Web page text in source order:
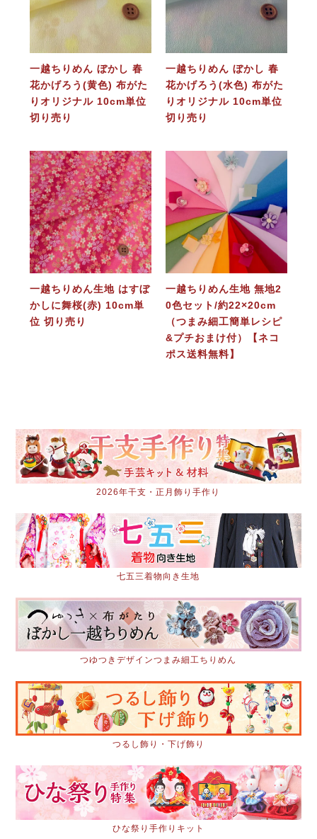
一越ちりめん ぼかし 春
花かげろう(黄色) 布がた
りオリジナル 10cm単位
切り売り
一越ちりめん ぼかし 春
花かげろう(水色) 布がた
りオリジナル 10cm単位
切り売り
一越ちりめん生地 はすぼ
かしに舞桜(赤) 10cm単
位 切り売り
一越ちりめん生地 無地2
0色セット/約22×20cm
（つまみ細工簡単レシピ
&プチおまけ付）【ネコ
ポス送料無料】
2026年干支・正月飾り手作り
七五三着物向き生地
つゆつきデザインつまみ細工ちりめん
つるし飾り・下げ飾り
ひな祭り手作りキット